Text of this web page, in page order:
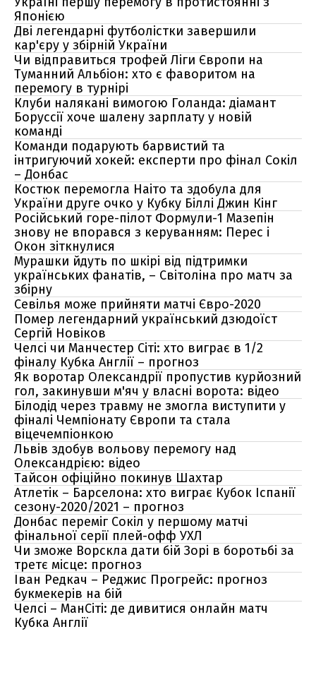
Японією
Дві легендарні футболістки завершили
кар'єру у збірній України
Чи відправиться трофей Ліги Європи на
Туманний Альбіон: хто є фаворитом на
перемогу в турнірі
Клуби налякані вимогою Голанда: діамант
Боруссії хоче шалену зарплату у новій
команді
Команди подарують барвистий та
інтригуючий хокей: експерти про фінал Сокіл
– Донбас
Костюк перемогла Наіто та здобула для
України друге очко у Кубку Біллі Джин Кінг
Російський горе-пілот Формули-1 Мазепін
знову не впорався з керуванням: Перес і
Окон зіткнулися
Мурашки йдуть по шкірі від підтримки
українських фанатів, – Світоліна про матч за
збірну
Севілья може прийняти матчі Євро-2020
Помер легендарний український дзюдоїст
Сергій Новіков
Челсі чи Манчестер Сіті: хто виграє в 1/2
фіналу Кубка Англії – прогноз
Як воротар Олександрії пропустив курйозний
гол, закинувши м'яч у власні ворота: відео
Білодід через травму не змогла виступити у
фіналі Чемпіонату Європи та стала
віцечемпіонкою
Львів здобув вольову перемогу над
Олександрією: відео
Тайсон офіційно покинув Шахтар
Атлетік – Барселона: хто виграє Кубок Іспанії
сезону-2020/2021 – прогноз
Донбас переміг Сокіл у першому матчі
фінальної серії плей-офф УХЛ
Чи зможе Ворскла дати бій Зорі в боротьбі за
третє місце: прогноз
Іван Редкач – Реджис Прогрейс: прогноз
букмекерів на бій
Челсі – МанСіті: де дивитися онлайн матч
Кубка Англії